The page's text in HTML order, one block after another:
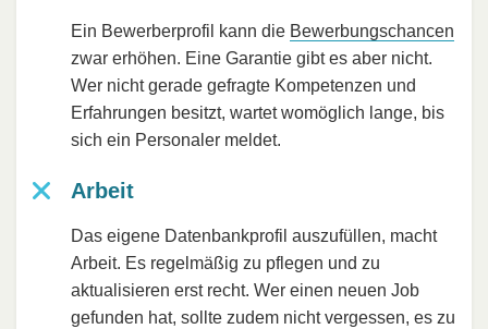
Ein Bewerberprofil kann die Bewerbungschancen
zwar erhöhen. Eine Garantie gibt es aber nicht.
Wer nicht gerade gefragte Kompetenzen und
Erfahrungen besitzt, wartet womöglich lange, bis
sich ein Personaler meldet.
Arbeit
Das eigene Datenbankprofil auszufüllen, macht
Arbeit. Es regelmäßig zu pflegen und zu
aktualisieren erst recht. Wer einen neuen Job
gefunden hat, sollte zudem nicht vergessen, es zu